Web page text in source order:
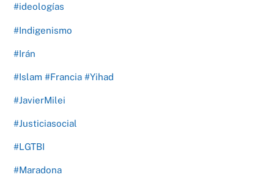
#ideologías
#Indigenismo
#Irán
#Islam #Francia #Yihad
#JavierMilei
#Justiciasocial
#LGTBI
#Maradona